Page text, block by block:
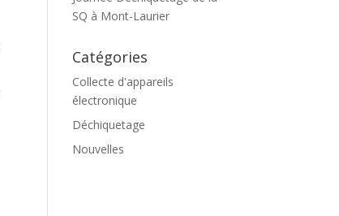
SQ à Mont-Laurier
Catégories
Collecte d'appareils
électronique
Déchiquetage
Nouvelles